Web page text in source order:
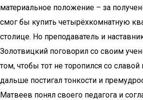
материальное положение – за
смог бы купить четырёхкомнатную
столице. Но преподаватель и
Золотвицкий поговорил со своим
том, чтобы тот не торопился со славой
дальше постигал тонкости и
Матвеев понял своего педагога и